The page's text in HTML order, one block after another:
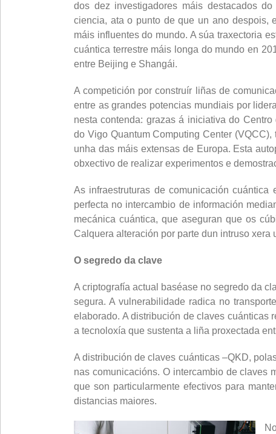
dos dez investigadores máis destacados
ciencia, ata o punto de que un ano despois,
máis influentes do mundo. A súa traxectoria
cuántica terrestre máis longa do mundo en
entre Beijing e Shangái.
A competición por construír liñas de
entre as grandes potencias mundiais por
nesta contenda: grazas á iniciativa do
do Vigo Quantum Computing Center
unha das máis extensas de Europa. Esta
obxectivo de realizar experimentos e
As infraestruturas de comunicación
perfecta no intercambio de información
mecánica cuántica, que aseguran que os
Calquera alteración por parte dun intruso
O segredo da clave
A criptografía actual baséase no segredo da
segura. A vulnerabilidade radica no
elaborado. A distribución de claves cuánticas
a tecnoloxía que sustenta a liña proxectada
A distribución de claves cuánticas –QKD,
nas comunicacións. O intercambio de claves
que son particularmente efectivos para
distancias maiores.